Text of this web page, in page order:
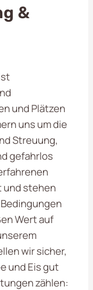
&
und Plätzen
uns um die
Streuung,
gefahrlos
und stehen
Wert auf
wir sicher,
und Eis gut
zählen: